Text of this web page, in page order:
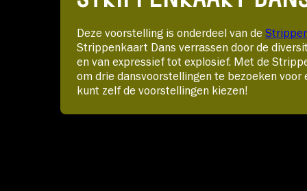
Deze voorstelling is onderdeel van de
Strippenkaart Dans verrassen door de
en van expressief tot explosief. Met de
om drie dansvoorstellingen te bezoeken
kunt zelf de voorstellingen kiezen!